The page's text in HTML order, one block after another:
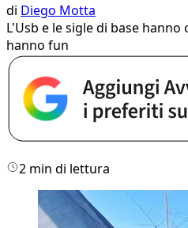
di Diego Motta
L'Usb e le sigle di base
hanno fun
2 min di lettura